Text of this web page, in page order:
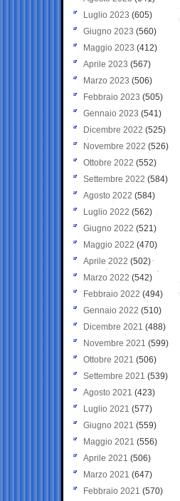
Luglio 2023 (605)
Giugno 2023 (560)
Maggio 2023 (412)
Aprile 2023 (567)
Marzo 2023 (506)
Febbraio 2023 (505)
Gennaio 2023 (541)
Dicembre 2022 (525)
Novembre 2022 (526)
Ottobre 2022 (552)
Settembre 2022 (584)
Agosto 2022 (584)
Luglio 2022 (562)
Giugno 2022 (521)
Maggio 2022 (470)
Aprile 2022 (502)
Marzo 2022 (542)
Febbraio 2022 (494)
Gennaio 2022 (510)
Dicembre 2021 (488)
Novembre 2021 (599)
Ottobre 2021 (506)
Settembre 2021 (539)
Agosto 2021 (423)
Luglio 2021 (577)
Giugno 2021(559)
Maggio 2021 (556)
Aprile 2021 (506)
Marzo 2021 (647)
Febbraio 2021 (570)